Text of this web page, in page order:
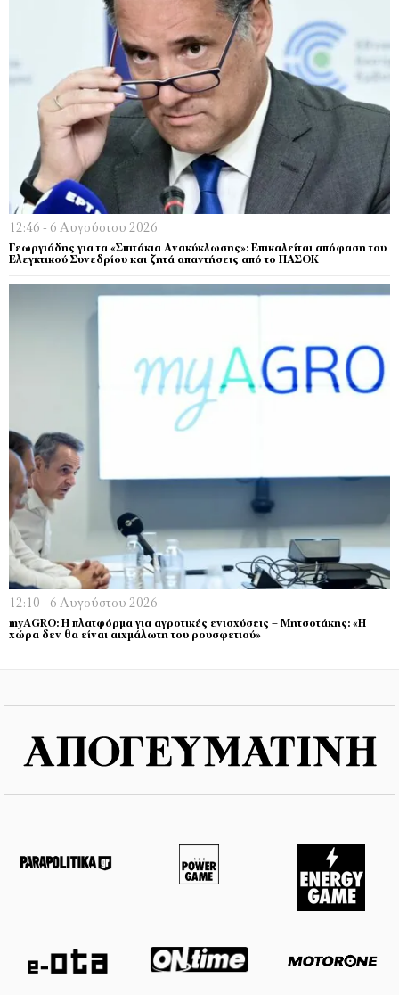
12:46 - 6 Αυγούστου 2026
Γεωργιάδης για τα «Σπιτάκια Ανακύκλωσης»: Επικαλείται απόφαση του
Ελεγκτικού Συνεδρίου και ζητά απαντήσεις από το ΠΑΣΟΚ
12:10 - 6 Αυγούστου 2026
myAGRO: Η πλατφόρμα για αγροτικές ενισχύσεις – Μητσοτάκης: «Η
χώρα δεν θα είναι αιχμάλωτη του ρουσφετιού»